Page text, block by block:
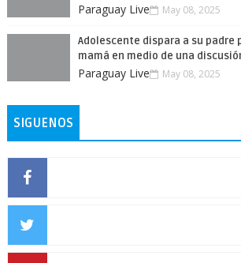
Paraguay Live May 08, 2025
Adolescente dispara a su padre
mamá en medio de una
Paraguay Live May 08, 2025
SIGUENOS